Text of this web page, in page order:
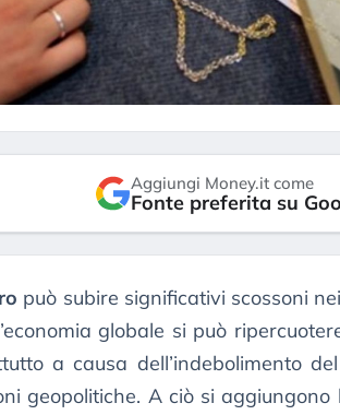
Aggiungi Money.it come
Fonte preferita su
può subire significativi scossoni
globale si può
a causa dell’indebolimento
geopolitiche. A ciò si
Dalle valutazioni estreme alla
correzione. Cosa sta guidando il
repricing degli asset?
verso le (…)
3 agosto 2026